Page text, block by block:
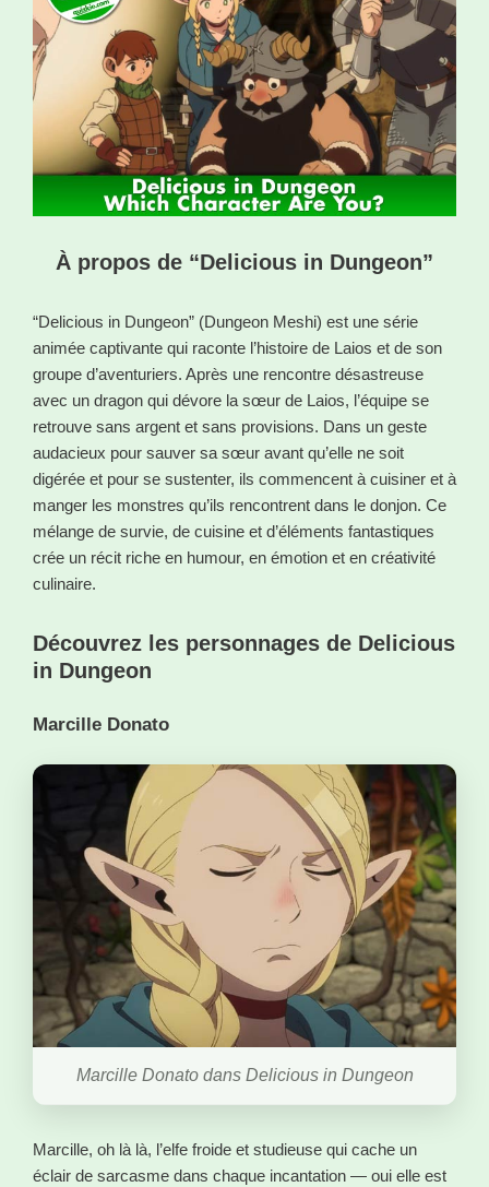
À propos de “Delicious in Dungeon”
“Delicious in Dungeon” (Dungeon Meshi) est une série
animée captivante qui raconte l’histoire de Laios et de son
groupe d’aventuriers. Après une rencontre désastreuse
avec un dragon qui dévore la sœur de Laios, l’équipe se
retrouve sans argent et sans provisions. Dans un geste
audacieux pour sauver sa sœur avant qu’elle ne soit
digérée et pour se sustenter, ils commencent à cuisiner et à
manger les monstres qu’ils rencontrent dans le donjon. Ce
mélange de survie, de cuisine et d’éléments fantastiques
crée un récit riche en humour, en émotion et en créativité
culinaire.
Découvrez les personnages de Delicious
in Dungeon
Marcille Donato
Marcille Donato dans Delicious in Dungeon
Marcille, oh là là, l’elfe froide et studieuse qui cache un
éclair de sarcasme dans chaque incantation — oui elle est